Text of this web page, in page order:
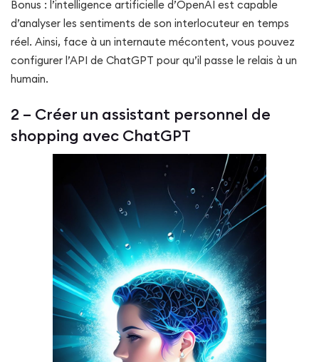
Bonus : l’intelligence artificielle d’OpenAI est capable
d’analyser les sentiments de son interlocuteur en temps
réel. Ainsi, face à un internaute mécontent, vous pouvez
configurer l’API de ChatGPT pour qu’il passe le relais à un
humain.
2 – Créer un assistant personnel de
shopping avec ChatGPT